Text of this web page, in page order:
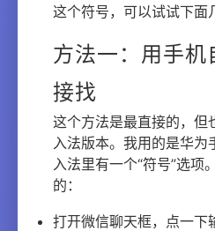
这个符号，可以试试下面
方法一：用手机
接找
这个方法是最直接的，但
入法版本。我用的是华为
入法里有一个“符号”选项
的：
打开微信聊天框，点一下